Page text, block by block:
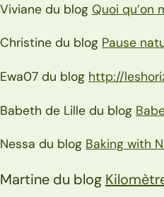
Viviane du blog Quoi qu’on
Christine du blog Pause
Ewa07 du blog http://
Babeth de Lille du blog
Nessa du blog Baking with
Martine du blog